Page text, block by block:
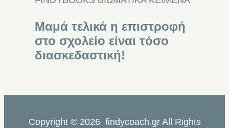
Μαμά τελικά η επιστροφή
στο σχολείο είναι τόσο
διασκεδαστική!
Copyright © 2026 findycoach.gr All Rights